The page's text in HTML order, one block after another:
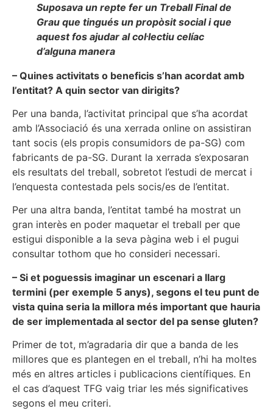
Suposava un repte fer un Treball Final de
Grau que tingués un propòsit social i que
aquest fos ajudar al col·lectiu celíac
d’alguna manera
– Quines activitats o beneficis s’han acordat amb
l’entitat? A quin sector van dirigits?
Per una banda, l’activitat principal que s’ha acordat
amb l’Associació és una xerrada online on assistiran
tant socis (els propis consumidors de pa-SG) com
fabricants de pa-SG. Durant la xerrada s’exposaran
els resultats del treball, sobretot l’estudi de mercat i
l’enquesta contestada pels socis/es de l’entitat.
Per una altra banda, l’entitat també ha mostrat un
gran interès en poder maquetar el treball per que
estigui disponible a la seva pàgina web i el pugui
consultar tothom que ho consideri necessari.
– Si et poguessis imaginar un escenari a llarg
termini (per exemple 5 anys), segons el teu punt de
vista quina seria la millora més important que hauria
de ser implementada al sector del pa sense gluten?
Primer de tot, m’agradaria dir que a banda de les
millores que es plantegen en el treball, n’hi ha moltes
més en altres articles i publicacions científiques. En
el cas d’aquest TFG vaig triar les més significatives
segons el meu criteri.